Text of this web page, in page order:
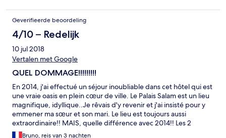
Geverifieerde beoordeling
4/10 – Redelijk
10 jul 2018
Vertalen met Google
QUEL DOMMAGE!!!!!!!!!
En 2014, j'ai effectué un séjour inoubliable dans cet hôtel qui est
une vraie oasis en plein cœur de ville. Le Palais Salam est un lieu
magnifique, idyllique..Je rêvais d'y revenir et j'ai insisté pour y
emmener ma sœur et son mari. Le lieu est toujours aussi
extraordinaire!! MAIS, quelle différence avec 2014!! Les 2
piscines étaient inutilisables alors qu'il faisait plus de 30°!!
Bruno, reis van 3 nachten